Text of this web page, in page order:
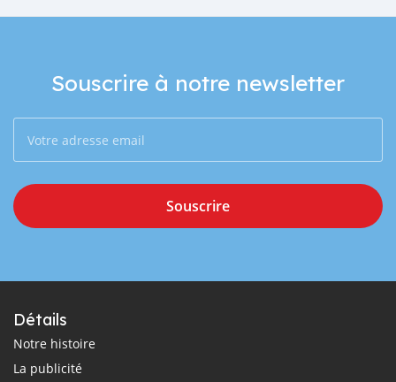
Souscrire à notre newsletter
Souscrire
Détails
Notre histoire
La publicité